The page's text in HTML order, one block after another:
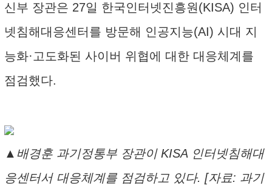
신부 장관은 27일 한국인터넷진흥원(KISA) 인터
넷침해대응센터를 방문해 인공지능(AI) 시대 지
능화·고도화된 사이버 위협에 대한 대응체계를
점검했다.
▲배경훈 과기정통부 장관이 KISA 인터넷침해대
응센터서 대응체계를 점검하고 있다. [자료: 과기